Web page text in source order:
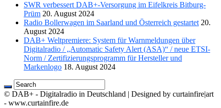
SWR verbessert DAB+-Versorgung im Eifelkreis Bitburg-
Prüm 20. August 2024
Radio Bollerwagen im Saarland und Österreich gestartet 20.
August 2024
DAB+ Weltpremiere: System für Warnmeldungen über
Digitalradio / „Automatic Safety Alert (ASA)“ / neue ETSI-
Norm / Zertifizierungsprogramm für Hersteller und
Markenlogo 18. August 2024
© DAB+ - Digitalradio in Deutschland | Designed by curtainfire|art
- www.curtainfire.de